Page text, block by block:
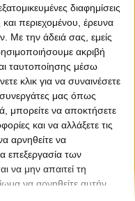
διαφημίσεις
περιεχομένου, έρευνα
Με την άδειά σας, εμείς
ακριβή
ταυτοποίησης μέσω
κλικ για να συναινέσετε
μας όπως
μπορείτε να αποκτήσετε
και να αλλάξετε τις
αρνηθείτε να
επεξεργασία των
να μην απαιτεί τη
να αρνηθείτε αυτήν
&Fotis Alexandrou